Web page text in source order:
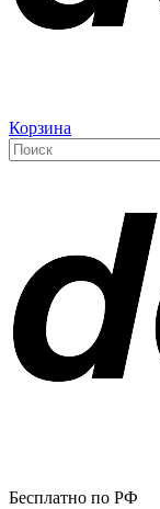
Корзина
Бесплатно по РФ